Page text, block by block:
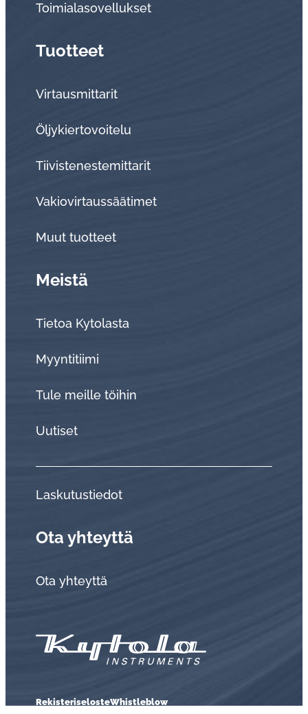
Toi­mia­la­so­vel­luk­set
Tuotteet
Virtausmittarit
Öljykiertovoitelu
Tiivistenestemittarit
Vakiovirtaussäätimet
Muut tuotteet
Meistä
Tietoa Kytolasta
Myyntitiimi
Tule meille töihin
Uutiset
Laskutustiedot
Ota yhteyttä
Ota yhteyttä
RekisteriselosteWhistleblow